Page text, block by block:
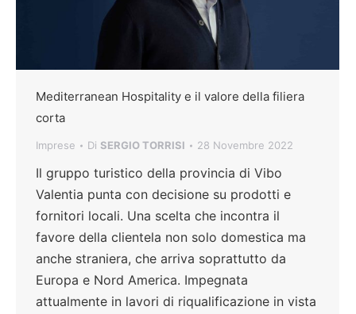
Mediterranean Hospitality e il valore della filiera
corta
Imprese Di SERGIO TORRISI 28 Novembre 2022
Il gruppo turistico della provincia di Vibo
Valentia punta con decisione su prodotti e
fornitori locali. Una scelta che incontra il
favore della clientela non solo domestica ma
anche straniera, che arriva soprattutto da
Europa e Nord America. Impegnata
attualmente in lavori di riqualificazione in vista